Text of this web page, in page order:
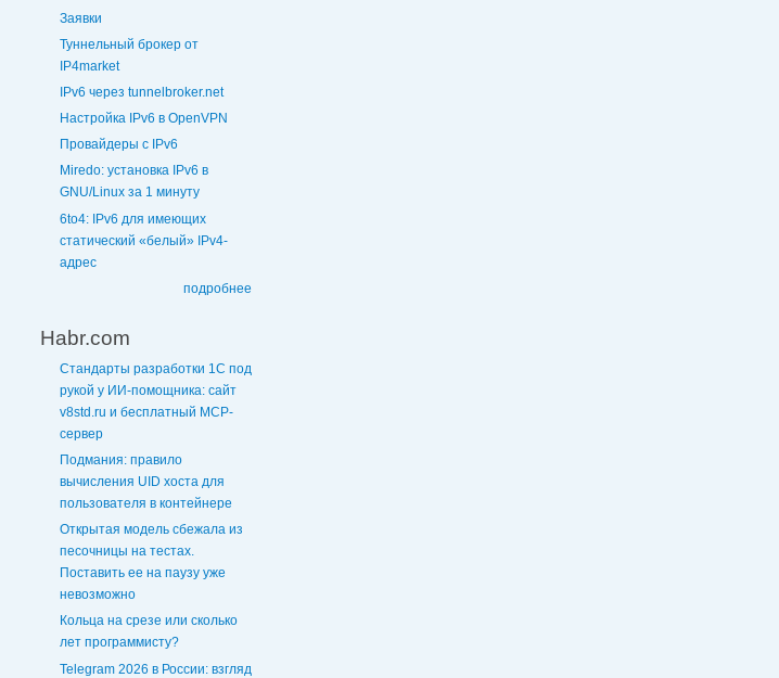
Заявки
Туннельный брокер от
IP4market
IPv6 через tunnelbroker.net
Настройка IPv6 в OpenVPN
Провайдеры с IPv6
Miredo: установка IPv6 в
GNU/Linux за 1 минуту
6to4: IPv6 для имеющих
статический «белый» IPv4-
адрес
подробнее
Habr.com
Стандарты разработки 1С под
рукой у ИИ-помощника: сайт
v8std.ru и бесплатный MCP-
сервер
Подмания: правило
вычисления UID хоста для
пользователя в контейнере
Открытая модель сбежала из
песочницы на тестах.
Поставить ее на паузу уже
невозможно
Кольца на срезе или сколько
лет программисту?
Telegram 2026 в России: взгляд